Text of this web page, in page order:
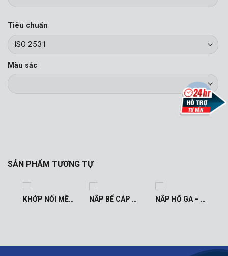
Tiêu chuẩn
Màu sắc
SẢN PHẨM TƯƠNG TỰ
KHỚP NỐI MỀM CHỐNG RUNG INOX NẮP BỂ CÁP HÈ – NẮP HỐ GA NẮP HỐ GA – NẮP BỂ CÁP ĐƯỜNG